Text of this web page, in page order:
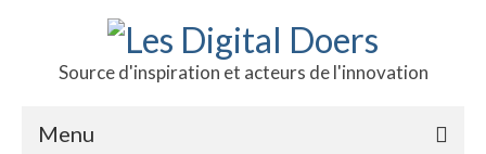
Source d'inspiration et acteurs de l'innovation
Menu